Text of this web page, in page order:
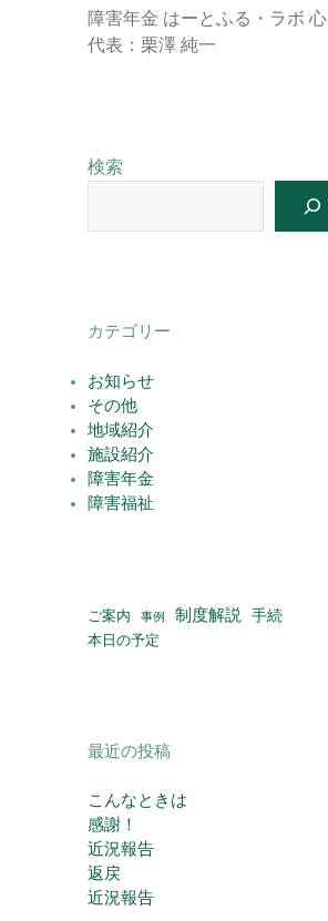
障害年金 はーとふる・ラボ 心
代表：栗澤 純一
検索
カテゴリー
お知らせ
その他
地域紹介
施設紹介
障害年金
障害福祉
ご案内 事例 制度解説
手続
本日の予定
最近の投稿
こんなときは
感謝！
近況報告
返戻
近況報告